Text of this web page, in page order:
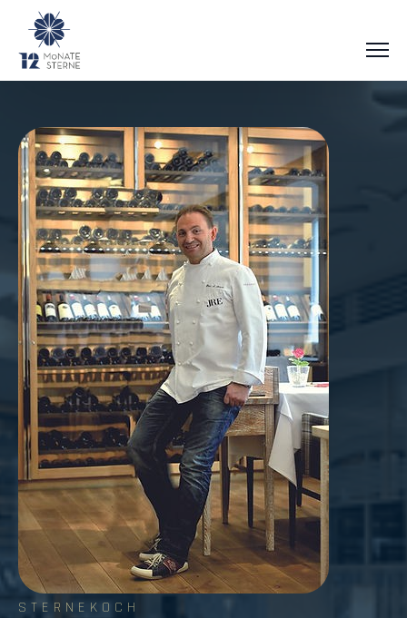
STERNEKOCH